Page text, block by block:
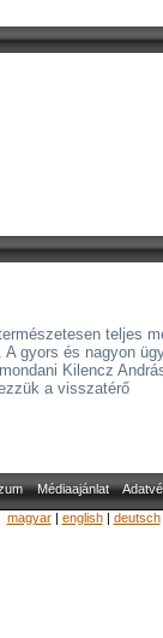
teljes
gyors és nagyon
Kilencz
a visszatérő
Médiaajánlat
magyar| english| deutsch